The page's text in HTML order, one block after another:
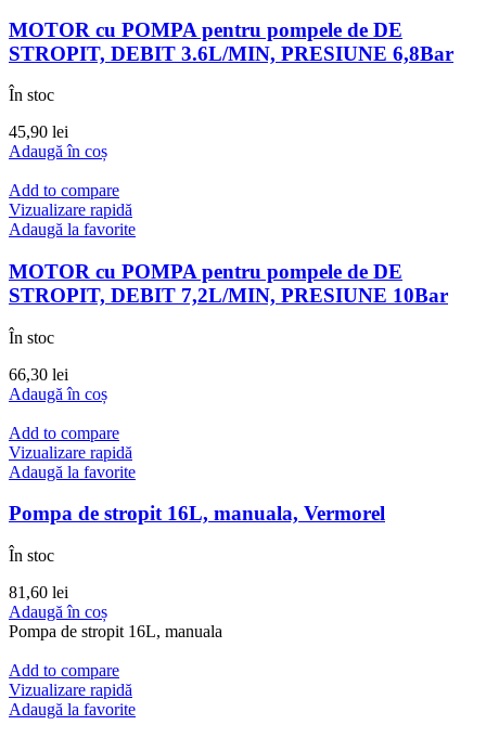
MOTOR cu POMPA pentru pompele de DE
STROPIT, DEBIT 3.6L/MIN, PRESIUNE 6,8Bar
În stoc
45,90 lei
Adaugă în coș
Add to compare
Vizualizare rapidă
Adaugă la favorite
MOTOR cu POMPA pentru pompele de DE
STROPIT, DEBIT 7,2L/MIN, PRESIUNE 10Bar
În stoc
66,30 lei
Adaugă în coș
Add to compare
Vizualizare rapidă
Adaugă la favorite
Pompa de stropit 16L, manuala, Vermorel
În stoc
81,60 lei
Adaugă în coș
Pompa de stropit 16L, manuala
Add to compare
Vizualizare rapidă
Adaugă la favorite